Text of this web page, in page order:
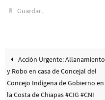
Guardar.
Acción Urgente: Allanamiento
y Robo en casa de Concejal del
Concejo Indígena de Gobierno en
la Costa de Chiapas #CIG #CNI